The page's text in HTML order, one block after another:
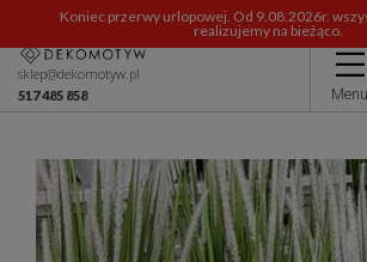
Koniec przerwy urlopowej. Od 9.08.2026r.
realizujemy na bieżąco.
Menu
sklep@dekomotyw.pl
517 485 858